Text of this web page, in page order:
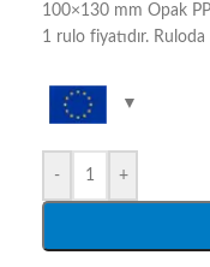
100×130 mm Opak
1 rulo fiyatıdır.
- +